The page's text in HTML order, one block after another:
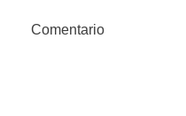
Comentario